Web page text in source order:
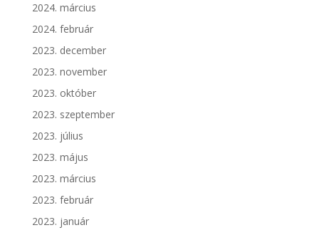
2024. március
2024. február
2023. december
2023. november
2023. október
2023. szeptember
2023. július
2023. május
2023. március
2023. február
2023. január